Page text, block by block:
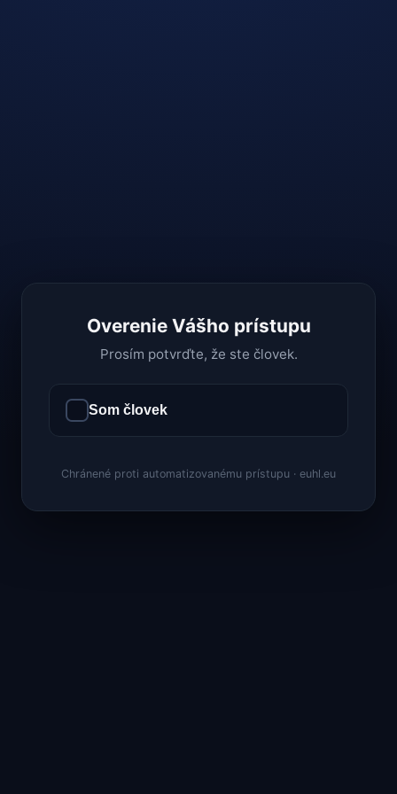
Overenie Vášho prístupu
Prosím potvrďte, že ste človek.
Som človek
Chránené proti automatizovanému prístupu · euhl.eu